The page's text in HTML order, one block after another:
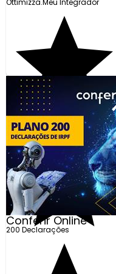
Ottimizza.Meu Integrador
Conferir Online
200 Declarações